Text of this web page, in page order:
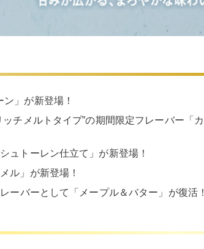
」が新登場！
チメルトタイプ”の期間限定フレーバー「カ
ュトーレン仕立て」が新登場！
ル」が新登場！
ーバーとして「メープル＆バター」が復活！